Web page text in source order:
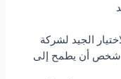
الجيد لشركة
شخص أن يطمح إلى